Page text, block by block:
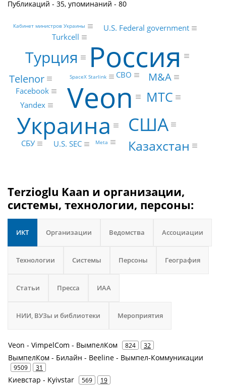
Публикаций - 35, упоминаний - 80
Veon
Россия
Украина США
Турция
Казахстан
МТС
Telenor M&A
Facebook
СВО
Yandex
Turkcell
СБУ
U.S. Federal government
U.S. SEC
Кабинет министров Украины
SpaceX Starlink
Meta
Terzioglu Kaan и организации,
системы, технологии, персоны:
ИКТ Организации Ведомства Ассоциации
Технологии Системы Персоны География
Статьи Пресса ИАА
НИИ, ВУЗы и библиотеки Мероприятия
Veon - VimpelCom - ВымпелКом 824 32
ВымпелКом - Билайн - Beeline - Вымпел-Коммуникации
9509 31
Киевстар - Kyivstar 569 19